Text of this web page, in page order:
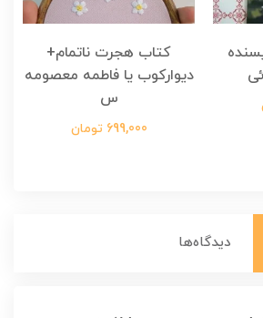
کتاب هجرت ناتمام+
دیوارکوب یا فاطمه معصومه
س
699,000 تومان
دیدگاه‌ها